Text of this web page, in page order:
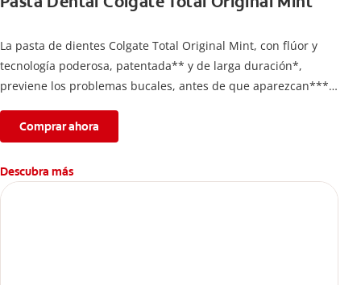
La pasta de dientes Colgate Total Original Mint, con flúor y
tecnología poderosa, patentada** y de larga duración*,
previene los problemas bucales, antes de que aparezcan****.
completa limpieza dental.
*Con el cepillado 2 veces por día y uso continuo por 4
semanas.
**Patentada en Estados Unidos.
Comprar ahora
Descubra más